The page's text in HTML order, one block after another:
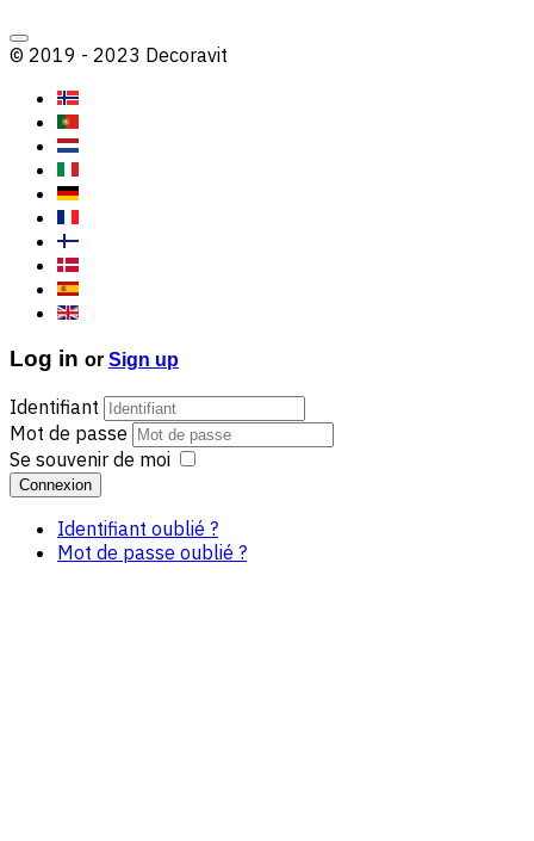
© 2019 - 2023 Decoravit
Log in or Sign up
Identifiant
Mot de passe
Se souvenir de moi
Connexion
Identifiant oublié ?
Mot de passe oublié ?